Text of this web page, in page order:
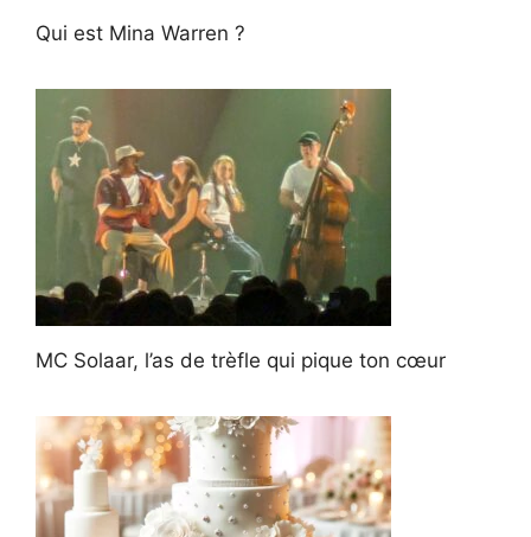
Qui est Mina Warren ?
MC Solaar, l’as de trèfle qui pique ton cœur